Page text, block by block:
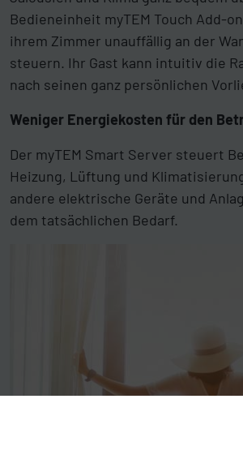
Bedieneinheit myTEM Touch Add-
ihrem Zimmer unauffällig an der
steuern. Ihr Gast kann intuitiv die
nach seinen ganz persönlichen
Weniger Energiekosten für den
Der myTEM Smart Server steuert
Heizung, Lüftung und
andere elektrische Geräte und
dem tatsächlichen Bedarf.